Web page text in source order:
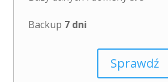
Backup 7 dni
Sprawdź